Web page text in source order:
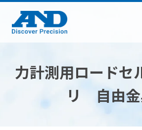
力計測用ロードセ
リ 自由金